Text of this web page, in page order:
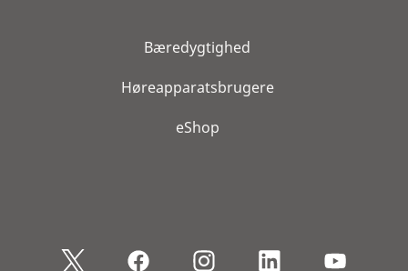
Bæredygtighed
Høreapparatsbrugere
eShop